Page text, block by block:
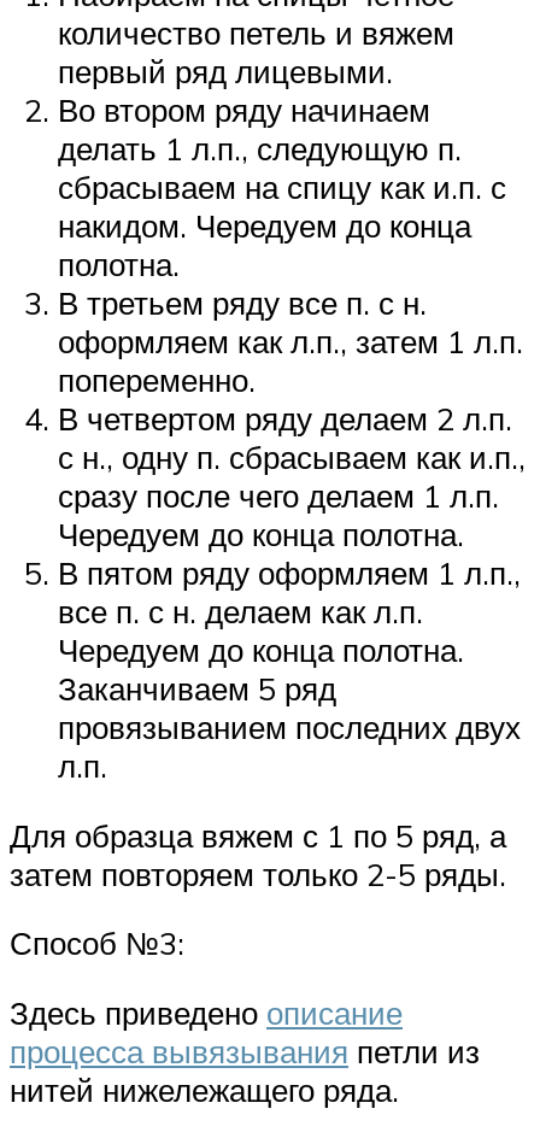
количество петель и вяжем
первый ряд лицевыми.
Во втором ряду начинаем
делать 1 л.п., следующую п.
сбрасываем на спицу как и.п. с
накидом. Чередуем до конца
полотна.
В третьем ряду все п. с н.
оформляем как л.п., затем 1 л.п.
попеременно.
В четвертом ряду делаем 2 л.п.
с н., одну п. сбрасываем как и.п.,
сразу после чего делаем 1 л.п.
Чередуем до конца полотна.
В пятом ряду оформляем 1 л.п.,
все п. с н. делаем как л.п.
Чередуем до конца полотна.
Заканчиваем 5 ряд
провязыванием последних двух
л.п.
Для образца вяжем с 1 по 5 ряд, а
затем повторяем только 2-5 ряды.
Способ №3:
Здесь приведено описание
процесса вывязывания петли из
нитей нижележащего ряда.